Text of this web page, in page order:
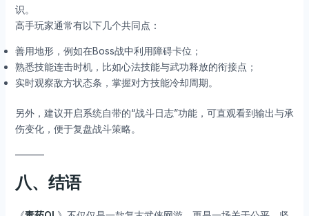
识。
高手玩家通常有以下几个共同点：
善用地形，例如在Boss战中利用障碍卡位；
熟悉技能连击时机，比如心法技能与武功释放的衔接点；
实时观察敌方状态条，掌握对方技能冷却周期。
另外，建议开启系统自带的“战斗日志”功能，可直观看到输出与承
伤变化，便于复盘战斗策略。
———
八、结语